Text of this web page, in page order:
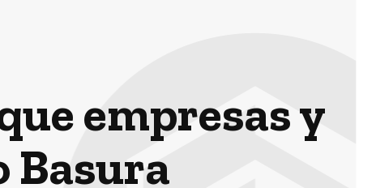
empresas y
Basura